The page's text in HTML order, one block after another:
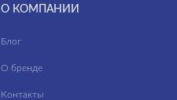
О КОМПАНИИ
Блог
О бренде
Контакты